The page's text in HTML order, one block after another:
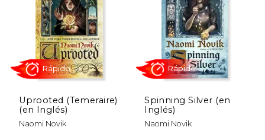
22% $ 18.00 15%
Uprooted (Temeraire)
(en Inglés)
Naomi Novik
Spinning Silver (en
Inglés)
Naomi Novik